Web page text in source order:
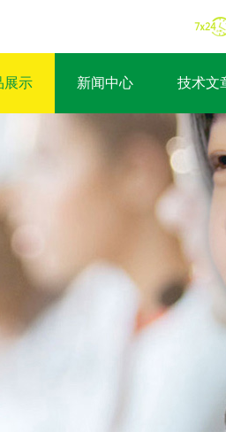
展示 新闻中心 技术文